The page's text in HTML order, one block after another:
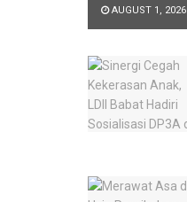
AUGUST 1, 2026